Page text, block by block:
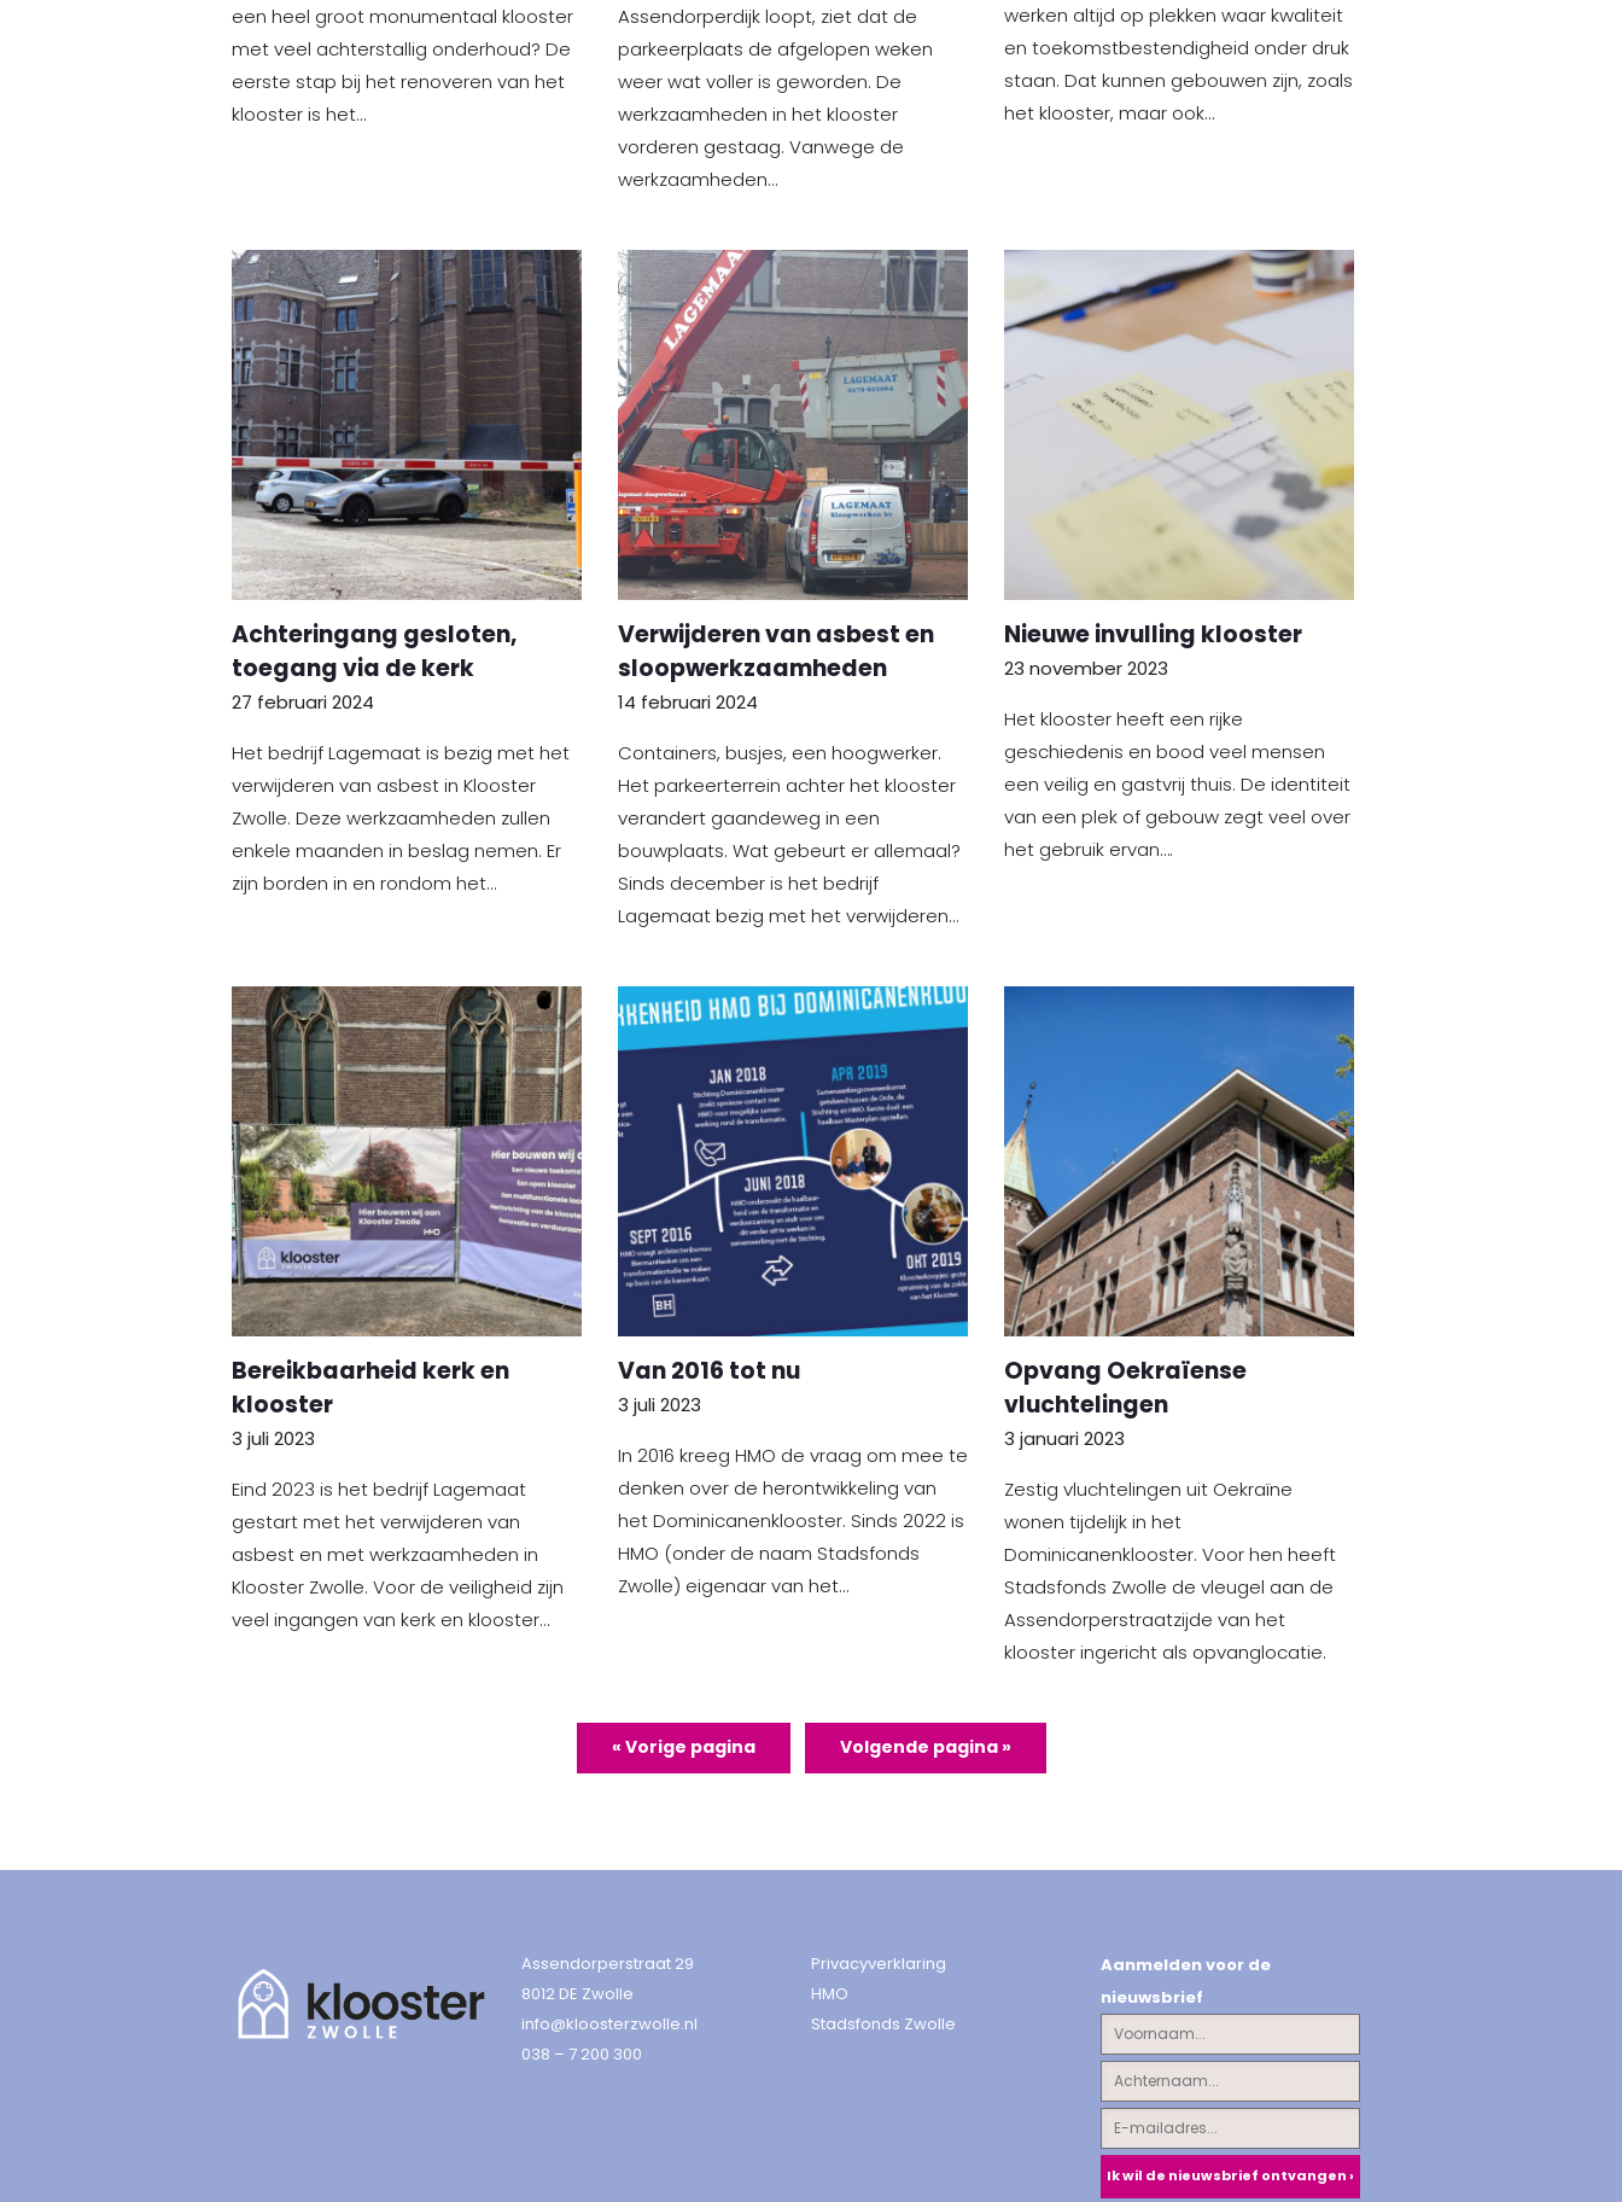
een heel groot monumentaal klooster
met veel achterstallig onderhoud? De
eerste stap bij het renoveren van het
klooster is het…
Assendorperdijk loopt, ziet dat de
parkeerplaats de afgelopen weken
weer wat voller is geworden. De
werkzaamheden in het klooster
vorderen gestaag. Vanwege de
werkzaamheden…
werken altijd op plekken waar kwaliteit
en toekomstbestendigheid onder druk
staan. Dat kunnen gebouwen zijn, zoals
het klooster, maar ook…
Achteringang gesloten,
toegang via de kerk
27 februari 2024
Het bedrijf Lagemaat is bezig met het
verwijderen van asbest in Klooster
Zwolle. Deze werkzaamheden zullen
enkele maanden in beslag nemen. Er
zijn borden in en rondom het…
Verwijderen van asbest en
sloopwerkzaamheden
14 februari 2024
Containers, busjes, een hoogwerker.
Het parkeerterrein achter het klooster
verandert gaandeweg in een
bouwplaats. Wat gebeurt er allemaal?
Sinds december is het bedrijf
Lagemaat bezig met het verwijderen…
Nieuwe invulling klooster
23 november 2023
Het klooster heeft een rijke
geschiedenis en bood veel mensen
een veilig en gastvrij thuis. De identiteit
van een plek of gebouw zegt veel over
het gebruik ervan….
Bereikbaarheid kerk en
klooster
3 juli 2023
Eind 2023 is het bedrijf Lagemaat
gestart met het verwijderen van
asbest en met werkzaamheden in
Klooster Zwolle. Voor de veiligheid zijn
veel ingangen van kerk en klooster…
Van 2016 tot nu
3 juli 2023
In 2016 kreeg HMO de vraag om mee te
denken over de herontwikkeling van
het Dominicanenklooster. Sinds 2022 is
HMO (onder de naam Stadsfonds
Zwolle) eigenaar van het…
Opvang Oekraïense
vluchtelingen
3 januari 2023
Zestig vluchtelingen uit Oekraïne
wonen tijdelijk in het
Dominicanenklooster. Voor hen heeft
Stadsfonds Zwolle de vleugel aan de
Assendorperstraatzijde van het
klooster ingericht als opvanglocatie.
« Vorige pagina Volgende pagina »
Assendorperstraat 29
8012 DE Zwolle
info@kloosterzwolle.nl
038 – 7 200 300
Privacyverklaring
HMO
Stadsfonds Zwolle
Aanmelden voor de
nieuwsbrief